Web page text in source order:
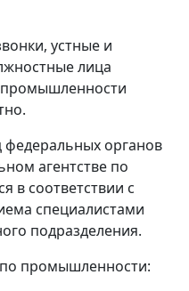
устные и
лица
промышленности
органов
агентстве по
в соответствии с
специалистами
подразделения.
по промышленности: